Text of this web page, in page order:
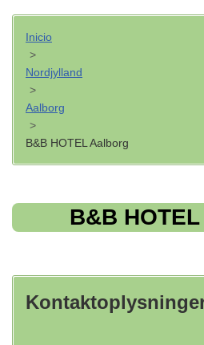
Inicio
>
Nordjylland
>
Aalborg
>
B&B HOTEL Aalborg
B&B